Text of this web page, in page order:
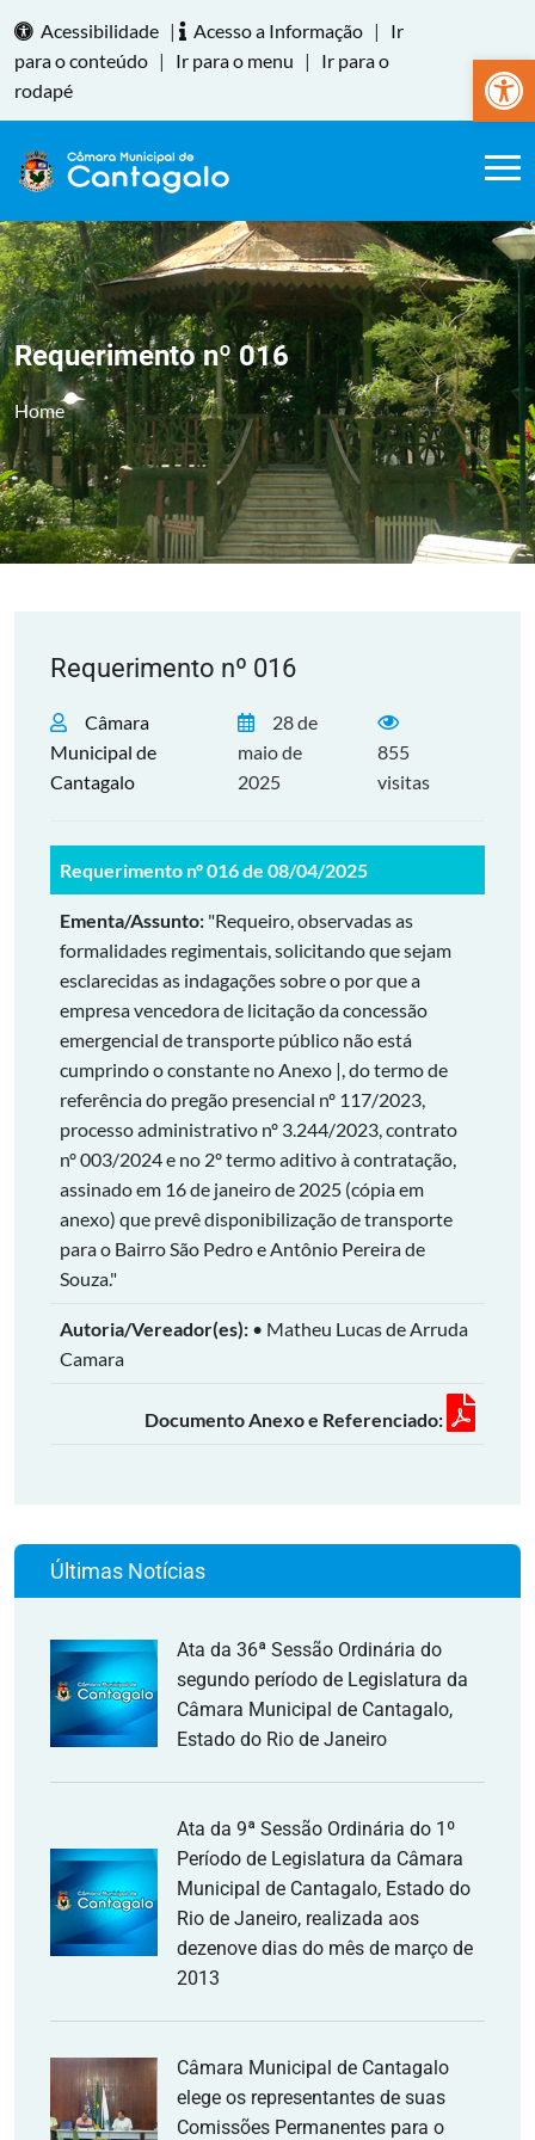
Abrir
Acessibilidade | Acesso a Informação |
Ir
para o conteúdo | Ir para o menu |
Ir para o
rodapé
Requerimento nº 016
Home
Requerimento nº 016
Câmara
Municipal de
Cantagalo
28 de
maio de
2025
855
visitas
Requerimento nº 016 de 08/04/2025
Ementa/Assunto: "Requeiro, observadas as
formalidades regimentais, solicitando que sejam
esclarecidas as indagações sobre o por que a
empresa vencedora de licitação da concessão
emergencial de transporte público não está
cumprindo o constante no Anexo |, do termo de
referência do pregão presencial nº 117/2023,
processo administrativo nº 3.244/2023, contrato
nº 003/2024 e no 2º termo aditivo à contratação,
assinado em 16 de janeiro de 2025 (cópia em
anexo) que prevê disponibilização de transporte
para o Bairro São Pedro e Antônio Pereira de
Souza."
Autoria/Vereador(es): • Matheu Lucas de Arruda
Camara
Documento Anexo e Referenciado:
Últimas Notícias
Ata da 36ª Sessão Ordinária do
segundo período de Legislatura da
Câmara Municipal de Cantagalo,
Estado do Rio de Janeiro
Ata da 9ª Sessão Ordinária do 1º
Período de Legislatura da Câmara
Municipal de Cantagalo, Estado do
Rio de Janeiro, realizada aos
dezenove dias do mês de março de
2013
Câmara Municipal de Cantagalo
elege os representantes de suas
Comissões Permanentes para o